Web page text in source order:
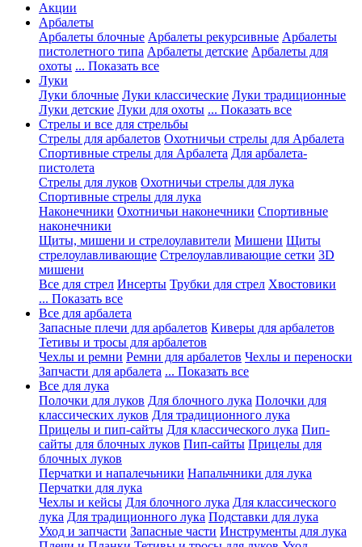
Акции
Арбалеты
Арбалеты блочные Арбалеты рекурсивные Арбалеты
пистолетного типа Арбалеты детские Арбалеты для
охоты ... Показать все
Луки
Луки блочные Луки классические Луки традиционные
Луки детские Луки для охоты ... Показать все
Стрелы и все для стрельбы
Стрелы для арбалетов Охотничьи стрелы для Арбалета
Спортивные стрелы для Арбалета Для арбалета-
пистолета
Стрелы для луков Охотничьи стрелы для лука
Спортивные стрелы для лука
Наконечники Охотничьи наконечники Спортивные
наконечники
Щиты, мишени и стрелоулавители Мишени Щиты
стрелоулавливающие Стрелоулавливающие сетки 3D
мишени
Все для стрел Инсерты Трубки для стрел Хвостовики
... Показать все
Все для арбалета
Запасные плечи для арбалетов Киверы для арбалетов
Тетивы и тросы для арбалетов
Чехлы и ремни Ремни для арбалетов Чехлы и переноски
Запчасти для арбалета ... Показать все
Все для лука
Полочки для луков Для блочного лука Полочки для
классических луков Для традиционного лука
Прицелы и пип-сайты Для классического лука Пип-
сайты для блочных луков Пип-сайты Прицелы для
блочных луков
Перчатки и напалечьники Напальчники для лука
Перчатки для лука
Чехлы и кейсы Для блочного лука Для классического
лука Для традиционного лука Подставки для лука
Уход и запчасти Запасные части Инструменты для лука